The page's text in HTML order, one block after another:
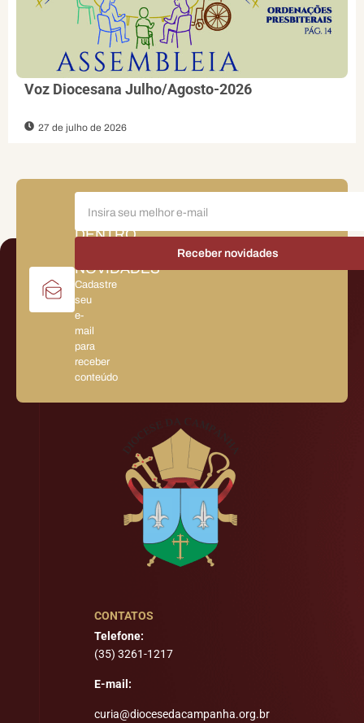
Voz Diocesana Julho/Agosto-2026
27 de julho de 2026
POR
DENTRO
NOVIDADES
Cadastre
seu
e-
mail
para
receber
conteúdo
CONTATOS
Telefone:
(35) 3261-1217
E-mail:
curia@diocesedacampanha.org.br